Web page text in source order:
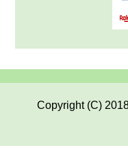
Copyright (C)